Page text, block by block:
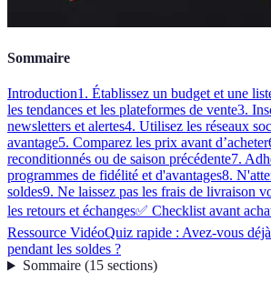
Sommaire
Introduction1. Établissez un budget et une
les tendances et les plateformes de vente3.
newsletters et alertes4. Utilisez les réseaux
avantage5. Comparez les prix avant d’acheter
reconditionnés ou de saison précédente7.
programmes de fidélité et d'avantages8.
soldes9. Ne laissez pas les frais de livraison
les retours et échanges✅ Checklist avant
Ressource VidéoQuiz rapide : Avez-vous
pendant les soldes ?
Sommaire(15 sections)